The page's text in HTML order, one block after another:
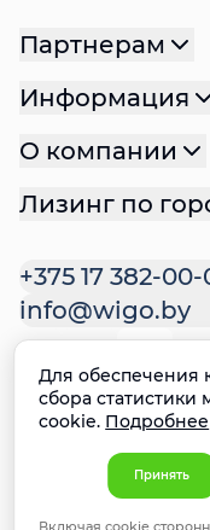
+375 17 382-
info@wigo.by
Партнерам
Информация
О компании
Лизинг по
Политика
Политика файлов
Настройки cookie
Ответственное
информации о
Для обеспечения
сбора
cookie. Подробнее
Принять
Включая cookie